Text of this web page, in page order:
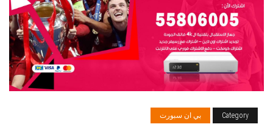
Category بي ان سبورت